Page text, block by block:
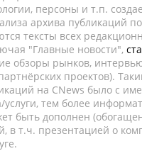
персоны и т.п.
архива публикаций
тексты всех
"Главные новости",
обзоры рынков,
проектов).
на CNews было с
услуги, тем более
быть дополнен
в т.ч. презентацией о